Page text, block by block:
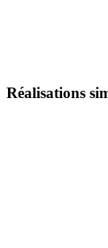
Réalisations